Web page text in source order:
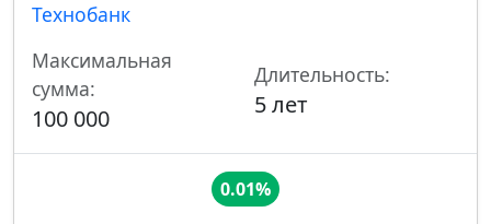
Технобанк
Максимальная
сумма:
100 000
Длительность:
5 лет
0.01%